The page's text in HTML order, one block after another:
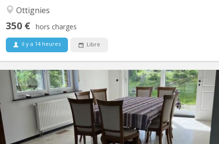
Ottignies
350 € hors charges
il y a 14 heures Libre
KV 2122
190 m² lumineux et entièrement équipés Grand jardin plein sud +
belle terrasse Complètement meublé et équipé Quartier calme à
proximité de Louvain la Neuve Places de parking devant la
maison 2 Chambres disponibles 18m² Chaque chambre est
meublée, lumineuse et comprend : Lit double, bureau,...